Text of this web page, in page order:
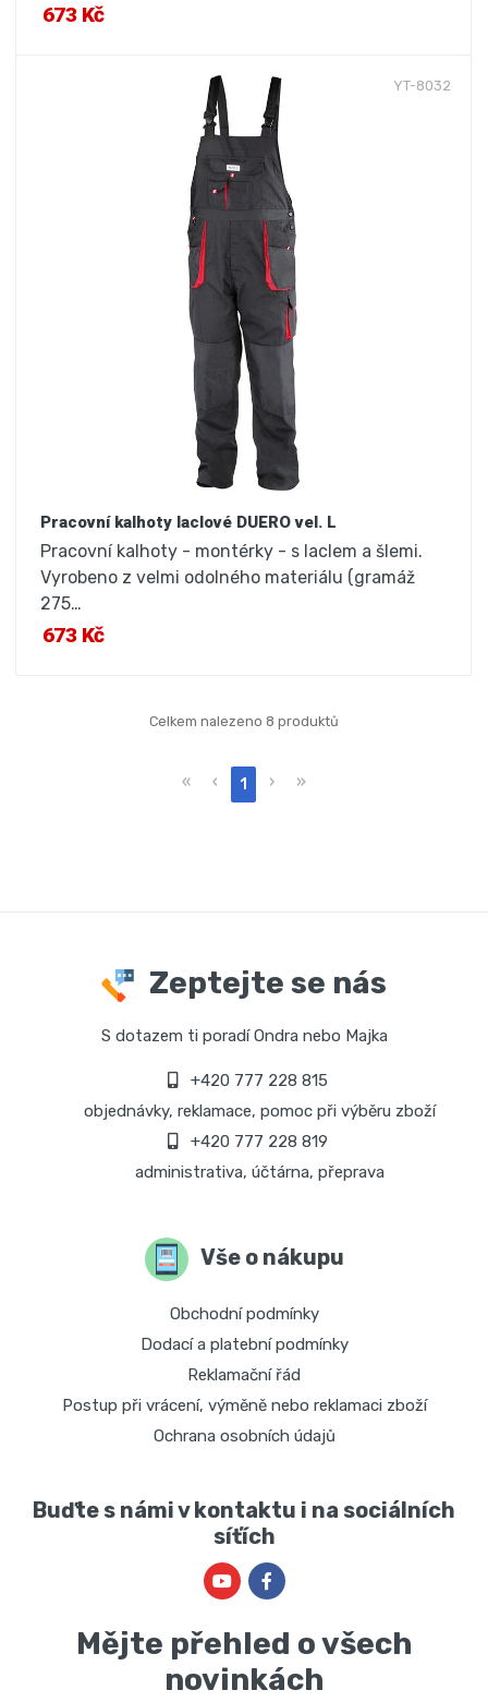
673 Kč
YT-8032
Pracovní kalhoty laclové DUERO vel. L
Pracovní kalhoty - montérky - s laclem a šlemi.
Vyrobeno z velmi odolného materiálu (gramáž
275…
673 Kč
Celkem nalezeno 8 produktů
« ‹ 1 › »
Zeptejte se nás
S dotazem ti poradí Ondra nebo Majka
+420 777 228 815
objednávky, reklamace, pomoc při výběru zboží
+420 777 228 819
administrativa, účtárna, přeprava
Vše o nákupu
Obchodní podmínky
Dodací a platební podmínky
Reklamační řád
Postup při vrácení, výměně nebo reklamaci zboží
Ochrana osobních údajů
Buďte s námi v kontaktu i na sociálních
síťích
Mějte přehled o všech
novinkách